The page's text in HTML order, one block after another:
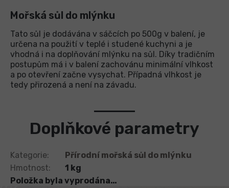
Mořská sůl do mlýnku
Tato sůl je dodávána v sáčcích po 500g v balení, je
určena na použití v teplé i studené kuchyni a je
vhodná i na doplňování mlýnku na sůl. Díky tradičním
postupům má i v balení zachovánu minimální vlhkost
a po otevření začne vysychat. Případná vlhkost je
tedy přirozená a není na závadu.
Doplňkové parametry
Kategorie:
Přírodní mořská sůl do mlýnku
Hmotnost:
1 kg
Položka byla vyprodána…